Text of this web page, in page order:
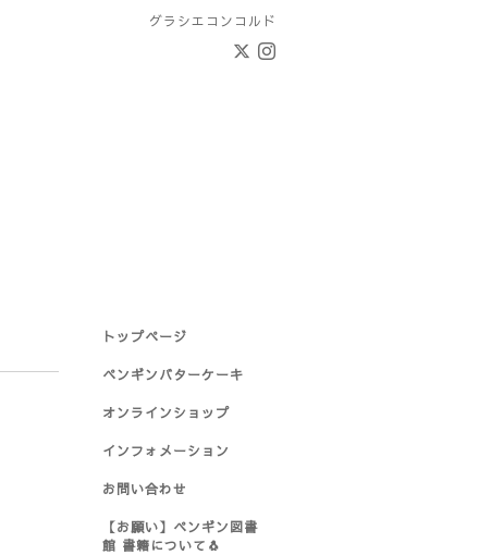
グラシエコンコルド
トップページ
ペンギンバターケーキ
オンラインショップ
インフォメーション
お問い合わせ
【お願い】ペンギン図書
館 書籍について🐧